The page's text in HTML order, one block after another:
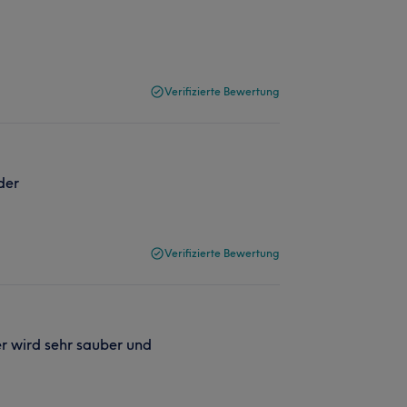
Verifizierte Bewertung
Verifizierte Bewertung
wird sehr sauber und